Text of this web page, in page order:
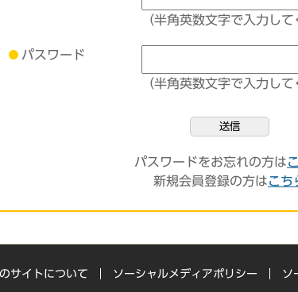
（半角英数文字で入力して
パスワード
（半角英数文字で入力して
送信
パスワードをお忘れの方は
新規会員登録の方はこち
サイトについて ソーシャルメディアポリシー ソ